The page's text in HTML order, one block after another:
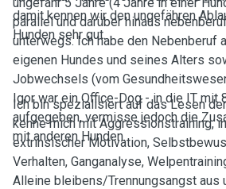
damit kennen wir den ungefähren
Hunden sehr gut.
parallel und darüber hinaus
unterwegs. Ich habe den Nebenberuf
eigenen Hundes und seines Alters
Jobwechsels (vom
Igor war ein Office-Dog - in die IT mit 80% Homeoffice)
aufgegeben, vermisse jedoch die
mit anderen Hunden.
Ich bin spezialisiert auf das Lesen
kenne mich mit Aggressionstraining,
extrinsischer Motivation,
Verhalten, Ganganalyse,
Alleine bleibens/Trennungsangst aus